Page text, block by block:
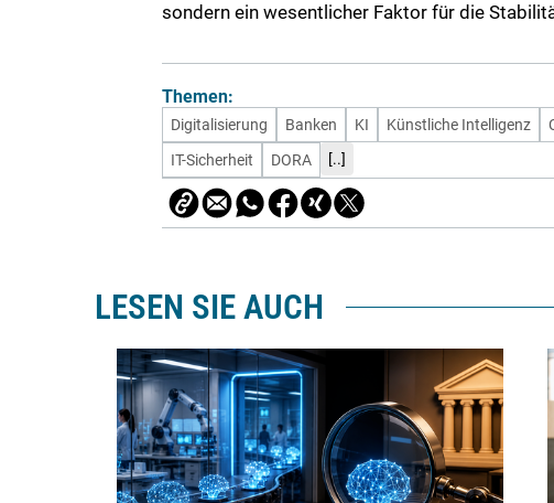
sondern ein wesentlicher Faktor für die
Themen:
Digitalisierung Banken KI Künstliche Intelligenz
IT-Sicherheit
DORA [..]
LESEN SIE AUCH